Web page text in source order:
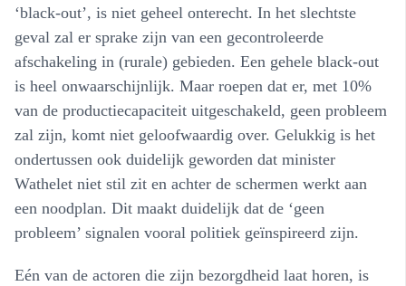
‘black-out’, is niet geheel onterecht. In het slechtste
geval zal er sprake zijn van een gecontroleerde
afschakeling in (rurale) gebieden. Een gehele black-out
is heel onwaarschijnlijk. Maar roepen dat er, met 10%
van de productiecapaciteit uitgeschakeld, geen probleem
zal zijn, komt niet geloofwaardig over. Gelukkig is het
ondertussen ook duidelijk geworden dat minister
Wathelet niet stil zit en achter de schermen werkt aan
een noodplan. Dit maakt duidelijk dat de ‘geen
probleem’ signalen vooral politiek geïnspireerd zijn.
Eén van de actoren die zijn bezorgdheid laat horen, is